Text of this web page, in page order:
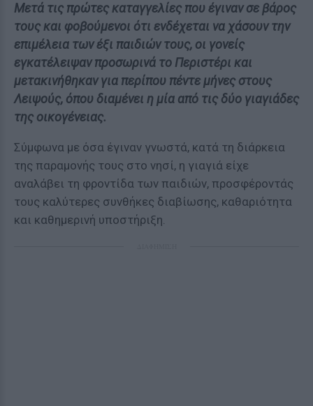
Μετά τις πρώτες καταγγελίες που έγιναν σε βάρος
τους και φοβούμενοι ότι ενδέχεται να χάσουν την
επιμέλεια των έξι παιδιών τους, οι γονείς
εγκατέλειψαν προσωρινά το Περιστέρι και
μετακινήθηκαν για περίπου πέντε μήνες στους
Λειψούς, όπου διαμένει η μία από τις δύο γιαγιάδες
της οικογένειας.
Σύμφωνα με όσα έγιναν γνωστά, κατά τη διάρκεια
της παραμονής τους στο νησί, η γιαγιά είχε
αναλάβει τη φροντίδα των παιδιών, προσφέροντάς
τους καλύτερες συνθήκες διαβίωσης, καθαριότητα
και καθημερινή υποστήριξη.